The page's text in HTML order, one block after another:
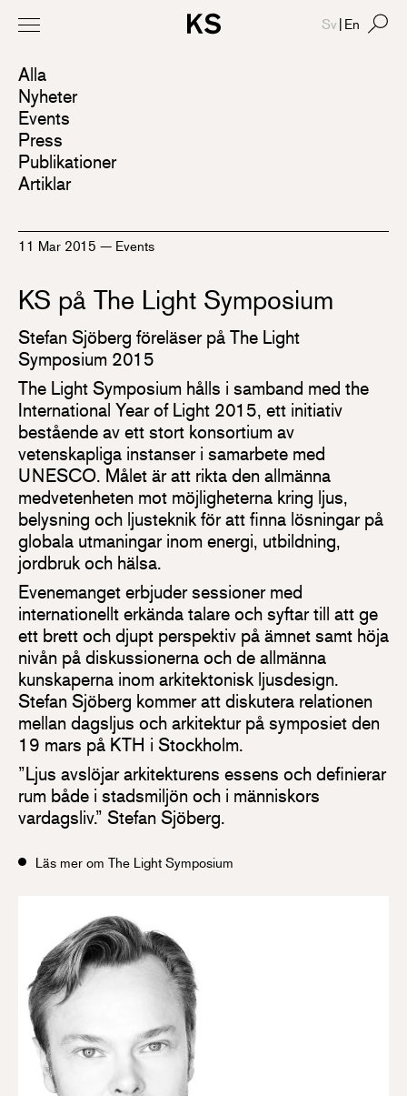
Alla
Nyheter
Events
Press
Publikationer
Artiklar
11 Mar 2015 — Events
KS på The Light Symposium
Stefan Sjöberg föreläser på The Light
Symposium 2015
The Light Symposium hålls i samband med the
International Year of Light 2015, ett initiativ
bestående av ett stort konsortium av
vetenskapliga instanser i samarbete med
UNESCO. Målet är att rikta den allmänna
medvetenheten mot möjligheterna kring ljus,
belysning och ljusteknik för att finna lösningar på
globala utmaningar inom energi, utbildning,
jordbruk och hälsa.
Evenemanget erbjuder sessioner med
internationellt erkända talare och syftar till att ge
ett brett och djupt perspektiv på ämnet samt höja
nivån på diskussionerna och de allmänna
kunskaperna inom arkitektonisk ljusdesign.
Stefan Sjöberg kommer att diskutera relationen
mellan dagsljus och arkitektur på symposiet den
19 mars på KTH i Stockholm.
”Ljus avslöjar arkitekturens essens och definierar
rum både i stadsmiljön och i människors
vardagsliv.” Stefan Sjöberg.
Läs mer om The Light Symposium
Sv | En